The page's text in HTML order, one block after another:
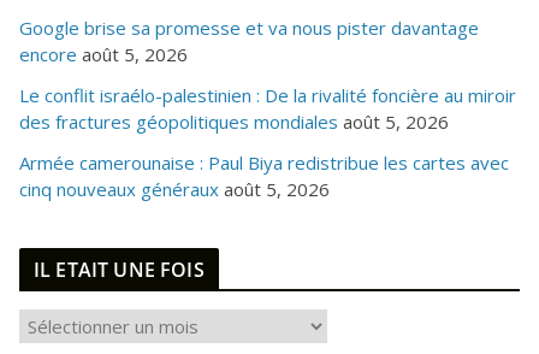
Google brise sa promesse et va nous pister davantage
encore août 5, 2026
Le conflit israélo-palestinien : De la rivalité foncière au miroir
des fractures géopolitiques mondiales août 5, 2026
Armée camerounaise : Paul Biya redistribue les cartes avec
cinq nouveaux généraux août 5, 2026
IL ETAIT UNE FOIS